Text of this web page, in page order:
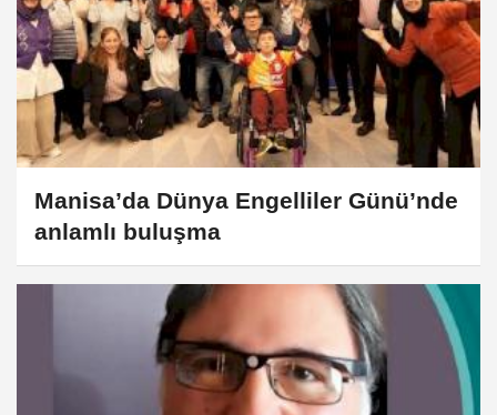
Manisa’da Dünya Engelliler Günü’nde
anlamlı buluşma